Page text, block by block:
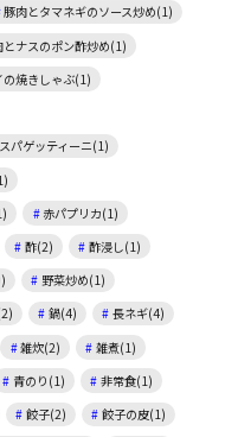
豚肉とタマネギのソース炒め(1)
とナスのポン酢炒め(1)
焼きしゃぶ(1)
パゲッティーニ(1)
赤パプリカ(1)
酢(2)
酢浸し(1)
野菜炒め(1)
鍋(4)
長ネギ(4)
雑炊(2)
雑煮(1)
青のり(1)
非常食(1)
餃子(2)
餃子の皮(1)